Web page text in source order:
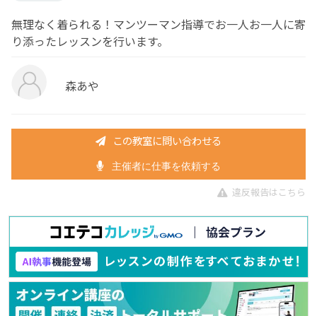
無理なく着られる！マンツーマン指導でお一人お一人に寄
り添ったレッスンを行います。
森あや
この教室に問い合わせる
主催者に仕事を依頼する
違反報告はこちら